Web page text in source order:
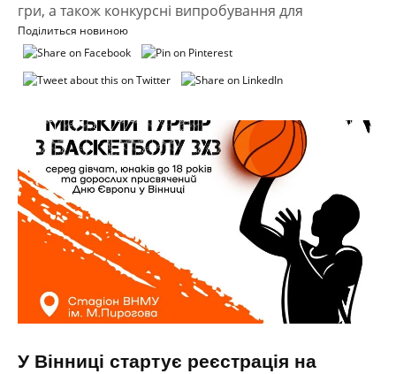
гри, а також конкурсні випробування для
Поділиться новиною
У Вінниці стартує реєстрація на